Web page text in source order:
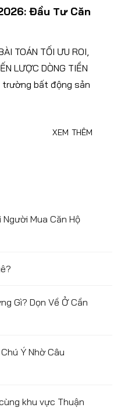
Đầu Tư Căn
TOÁN TỐI ƯU ROI,
LƯỢC DÒNG TIỀN
trường bất động sản
XEM THÊM
Người Mua Căn Hộ
Gì? Dọn Về Ở Cần
Ý Nhờ Câu
khu vực Thuận